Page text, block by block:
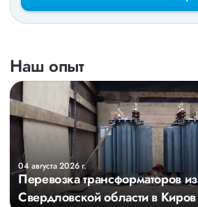
Наш опыт
04 августа 2026 г.
Перевозка трансформаторов из
Свердловской области в Киров